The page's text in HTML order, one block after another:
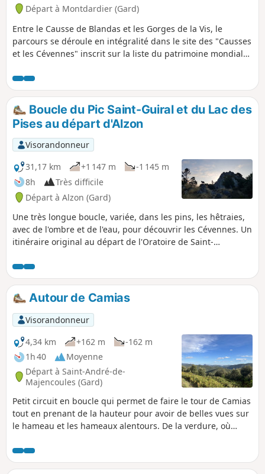
Départ à Montdardier (Gard)
Entre le Causse de Blandas et les Gorges de la Vis, le
parcours se déroule en intégralité dans le site des "Causses
et les Cévennes" inscrit sur la liste du patrimoine mondial
empruntée par les brebis pour rejoindre les estives de
l'Aigoual, prenez le temps d'observer l'univers si particulier
du Causse. Pour clore la journée, profitez des vues
spectaculaires sur les Gorges de la Vis qu'offre la descente
du Travers de Navacelles.
Boucle du Pic Saint-Guiral et du Lac des
Pises au départ d'Alzon
Visorandonneur
31,17 km
+1 147 m
-1 145 m
8h
Très difficile
Départ à Alzon (Gard)
Une très longue boucle, variée, dans les pins, les hêtraies,
avec de l'ombre et de l'eau, pour découvrir les Cévennes. Un
itinéraire original au départ de l'Oratoire de Saint-
ensuite le Pic Saint-Guiral au Lac des Pises.
Autour de Camias
Visorandonneur
4,34 km
+162 m
-162 m
1h 40
Moyenne
Départ à Saint-André-de-
Majencoules (Gard)
Petit circuit en boucle qui permet de faire le tour de Camias
tout en prenant de la hauteur pour avoir de belles vues sur
le hameau et les hameaux alentours. De la verdure, où